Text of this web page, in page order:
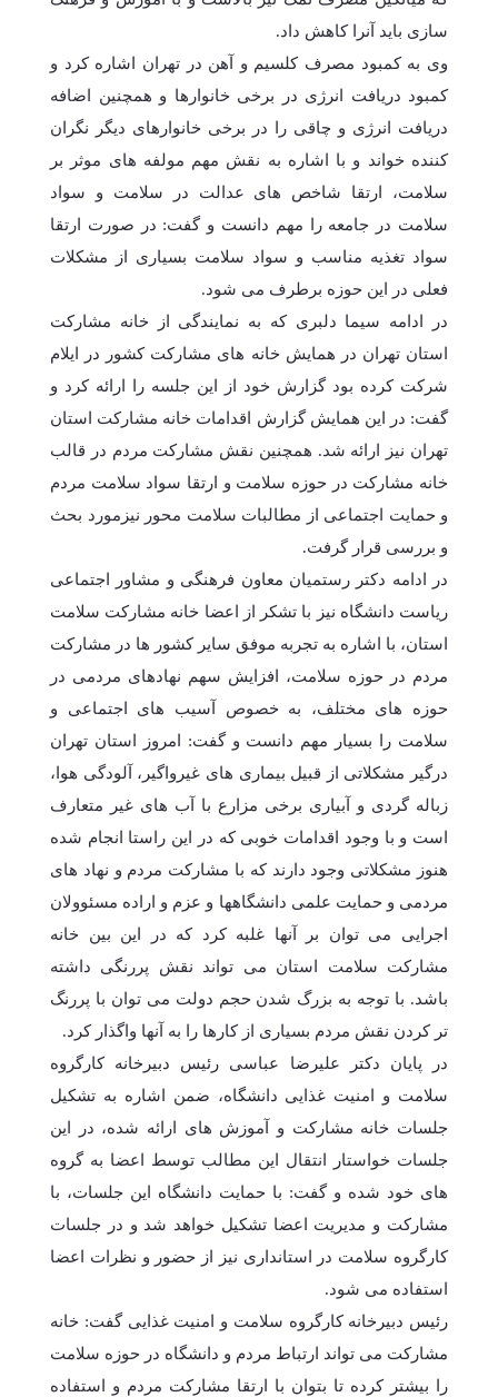
سازی باید آنرا کاهش داد.
وی به کمبود مصرف کلسیم و آهن در تهران اشاره کرد و
کمبود دریافت انرژی در برخی خانوارها و همچنین اضافه
دریافت انرژی و چاقی را در برخی خانوارهای دیگر نگران
کننده خواند و با اشاره به نقش مهم مولفه های موثر بر
سلامت، ارتقا شاخص های عدالت در سلامت و سواد
سلامت در جامعه را مهم دانست و گفت: در صورت ارتقا
سواد تغذیه مناسب و سواد سلامت بسیاری از مشکلات
فعلی در این حوزه برطرف می شود.
در ادامه سیما دلبری که به نمایندگی از خانه مشارکت
استان تهران در همایش خانه های مشارکت کشور در ایلام
شرکت کرده بود گزارش خود از این جلسه را ارائه کرد و
گفت: در این همایش گزارش اقدامات خانه مشارکت استان
تهران نیز ارائه شد. همچنین نقش مشارکت مردم در قالب
خانه مشارکت در حوزه سلامت و ارتقا سواد سلامت مردم
و حمایت اجتماعی از مطالبات سلامت محور نیزمورد بحث
و بررسی قرار گرفت.
در ادامه دکتر رستمیان معاون فرهنگی و مشاور اجتماعی
ریاست دانشگاه نیز با تشکر از اعضا خانه مشارکت سلامت
استان، با اشاره به تجربه موفق سایر کشور ها در مشارکت
مردم در حوزه سلامت، افزایش سهم نهادهای مردمی در
حوزه های مختلف، به خصوص آسیب های اجتماعی و
سلامت را بسیار مهم دانست و گفت: امروز استان تهران
درگیر مشکلاتی از قبیل بیماری های غیرواگیر، آلودگی هوا،
زباله گردی و آبیاری برخی مزارع با آب های غیر متعارف
است و با وجود اقدامات خوبی که در این راستا انجام شده
هنوز مشکلاتی وجود دارند که با مشارکت مردم و نهاد های
مردمی و حمایت علمی دانشگاهها و عزم و اراده مسئوولان
اجرایی می توان بر آنها غلبه کرد که در این بین خانه
مشارکت سلامت استان می تواند نقش پررنگی داشته
باشد. با توجه به بزرگ شدن حجم دولت می توان با پررنگ
تر کردن نقش مردم بسیاری از کارها را به آنها واگذار کرد.
در پایان دکتر علیرضا عباسی رئیس دبیرخانه کارگروه
سلامت و امنیت غذایی دانشگاه، ضمن اشاره به تشکیل
جلسات خانه مشارکت و آموزش های ارائه شده، در این
جلسات خواستار انتقال این مطالب توسط اعضا به گروه
های خود شده و گفت: با حمایت دانشگاه این جلسات، با
مشارکت و مدیریت اعضا تشکیل خواهد شد و در جلسات
کارگروه سلامت در استانداری نیز از حضور و نظرات اعضا
استفاده می شود.
رئیس دبیرخانه کارگروه سلامت و امنیت غذایی گفت: خانه
مشارکت می تواند ارتباط مردم و دانشگاه در حوزه سلامت
را بیشتر کرده تا بتوان با ارتقا مشارکت مردم و استفاده